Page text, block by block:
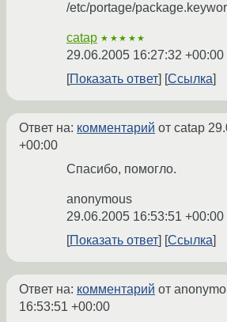
/etc/portage/
catap ★★★★★
29.06.2005 16:27:32 +00:00
Показать ответ
Ссылка
Ответ на: комментарий от catap
+00:00
Спасибо, помогло.
anonymous
29.06.2005 16:53:51 +00:00
Показать ответ
Ссылка
Ответ на: комментарий от
16:53:51 +00:00